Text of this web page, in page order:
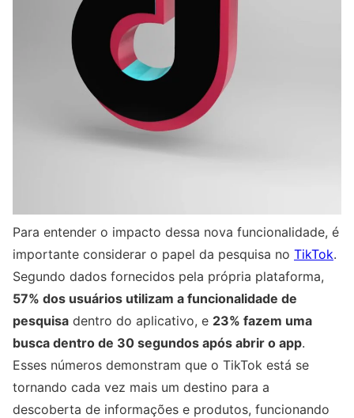
Para entender o impacto dessa nova funcionalidade, é
importante considerar o papel da pesquisa no TikTok.
Segundo dados fornecidos pela própria plataforma,
57% dos usuários utilizam a funcionalidade de
pesquisa dentro do aplicativo, e 23% fazem uma
busca dentro de 30 segundos após abrir o app.
Esses números demonstram que o TikTok está se
tornando cada vez mais um destino para a
descoberta de informações e produtos, funcionando